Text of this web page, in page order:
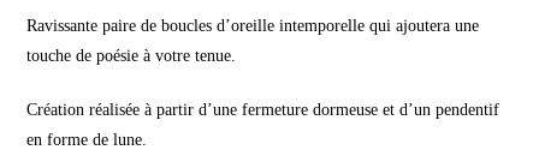
Ravissante paire de boucles d’oreille intemporelle qui ajoutera une
touche de poésie à votre tenue.
Création réalisée à partir d’une fermeture dormeuse et d’un pendentif
en forme de lune.